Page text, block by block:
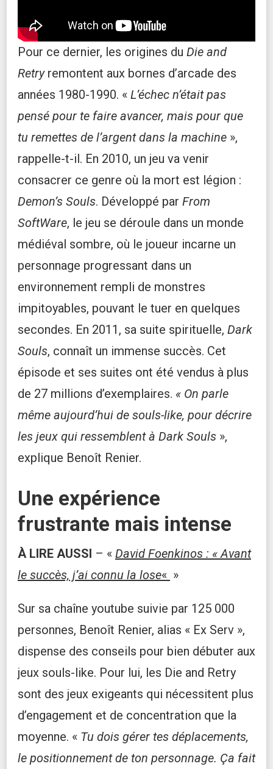
Pour ce dernier, les origines du Die and
Retryremontent aux bornes d’arcade des
années 1980-1990. « L’échec n’était pas
pensé pour te faire avancer, mais pour que
tu remettes de l’argent dans la machine »,
rappelle-t-il. En 2010, un jeu va venir
consacrer ce genre où la mort est légion :
Demon’s Souls. Développé par From
SoftWare, le jeu se déroule dans un monde
médiéval sombre, où le joueur incarne un
personnage progressant dans un
environnement rempli de monstres
impitoyables, pouvant le tuer en quelques
secondes. En 2011, sa suite spirituelle, Dark
Souls, connaît un immense succès. Cet
épisode et ses suites ont été vendus à plus
de 27 millions d’exemplaires. « On parle
même aujourd’hui de souls-like, pour décrire
les jeux qui ressemblent à Dark Souls »,
explique Benoît Renier.
Une expérience
frustrante mais intense
À LIRE AUSSI – « David Foenkinos : « Avant
le succès, j’ai connu la lose« »
Sur sa chaîne youtube suivie par 125 000
personnes, Benoît Renier, alias « Ex Serv »,
dispense des conseils pour bien débuter aux
jeux souls-like. Pour lui, les Die and Retry
sont des jeux exigeants qui nécessitent plus
d’engagement et de concentration que la
moyenne. « Tu dois gérer tes déplacements,
le positionnement de ton personnage. Ça fait